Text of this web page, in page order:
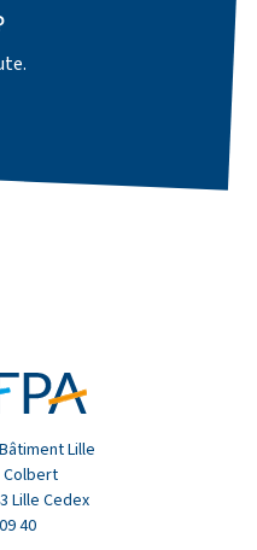
Lille
Colbert
Lille Cedex
40